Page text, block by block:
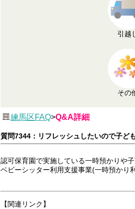
引越
その
練馬区FAQ>Q&A詳細
質問7344：リフレッシュしたいので子ど
認可保育園で実施している一時預かりや
ベビーシッター利用支援事業(一時預かり
【関連リンク】